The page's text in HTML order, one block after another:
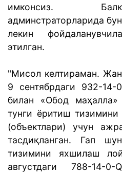
имконсиз.
админстраторларида
лекин
этилган.
"Мисол келтираман.
9 сентябрдаги 932-14-
билан «Обод
тунги ёритиш
(объектлари) учун
тасдиқланган. Гап
тизимини яхшилаш
августдаги 788-14-